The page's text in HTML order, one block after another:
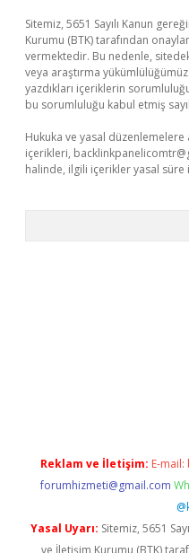
Sitemiz, 5651 Sayılı Kanun
Kurumu (BTK) tarafından
vermektedir. Bu nedenle,
veya araştırma
yazdıkları içeriklerin
bu sorumluluğu kabul etmiş
Hukuka ve yasal düzenlemelere
içerikleri,
halinde, ilgili içerikler yasal süre
Reklam ve İletişim: E-mail:
forumhizmeti@gmail.com
Yasal Uyarı: Sitemiz, 5651
ve İletişim Kurumu (BTK)